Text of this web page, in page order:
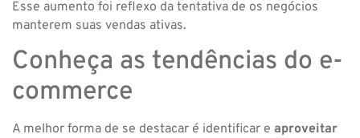
Esse aumento foi reflexo da tentativa de os negócios
manterem suas vendas ativas.
Conheça as tendências do e-
commerce
A melhor forma de se destacar é identificar e aproveitar